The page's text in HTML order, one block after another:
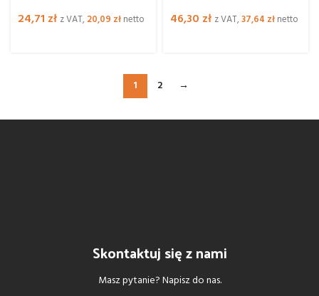
24,71 zł z VAT,20,09 złnetto 46,30 zł z VAT,37,64 złnetto
1 2 →
Skontaktuj się z nami
Masz pytanie? Napisz do nas.